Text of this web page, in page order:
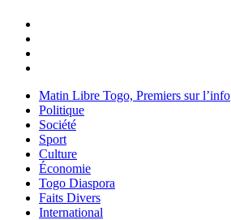
Matin Libre Togo, Premiers sur l’info
Politique
Société
Sport
Culture
Économie
Togo Diaspora
Faits Divers
International